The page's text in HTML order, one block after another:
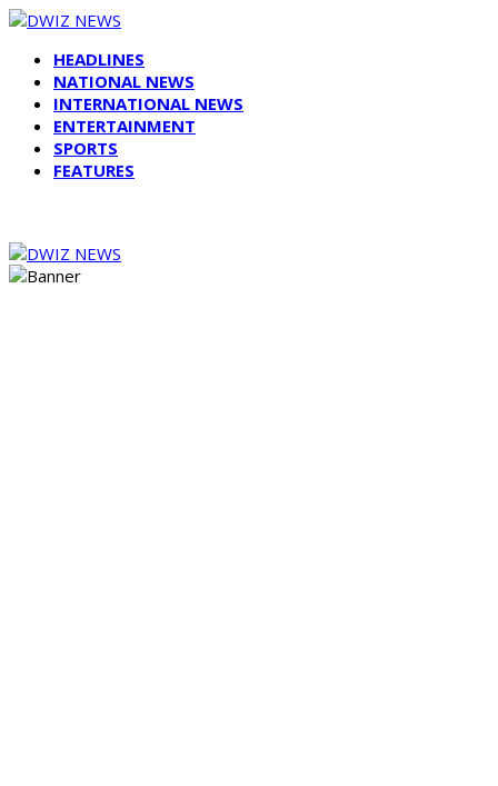
HEADLINES
NATIONAL NEWS
INTERNATIONAL NEWS
ENTERTAINMENT
SPORTS
FEATURES